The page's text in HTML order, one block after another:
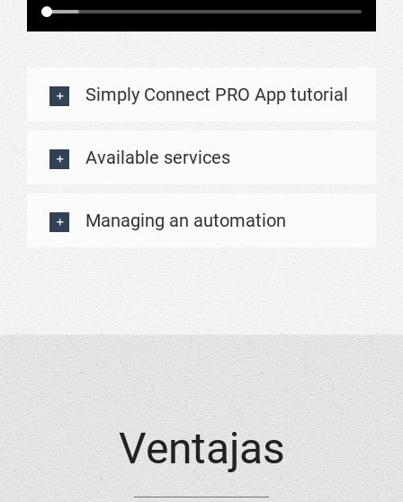
Simply Connect PRO App tutorial
Available services
Managing an automation
Ventajas